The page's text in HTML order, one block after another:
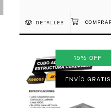
DETALLES
15 % OFF
ENVÍO GRATIS